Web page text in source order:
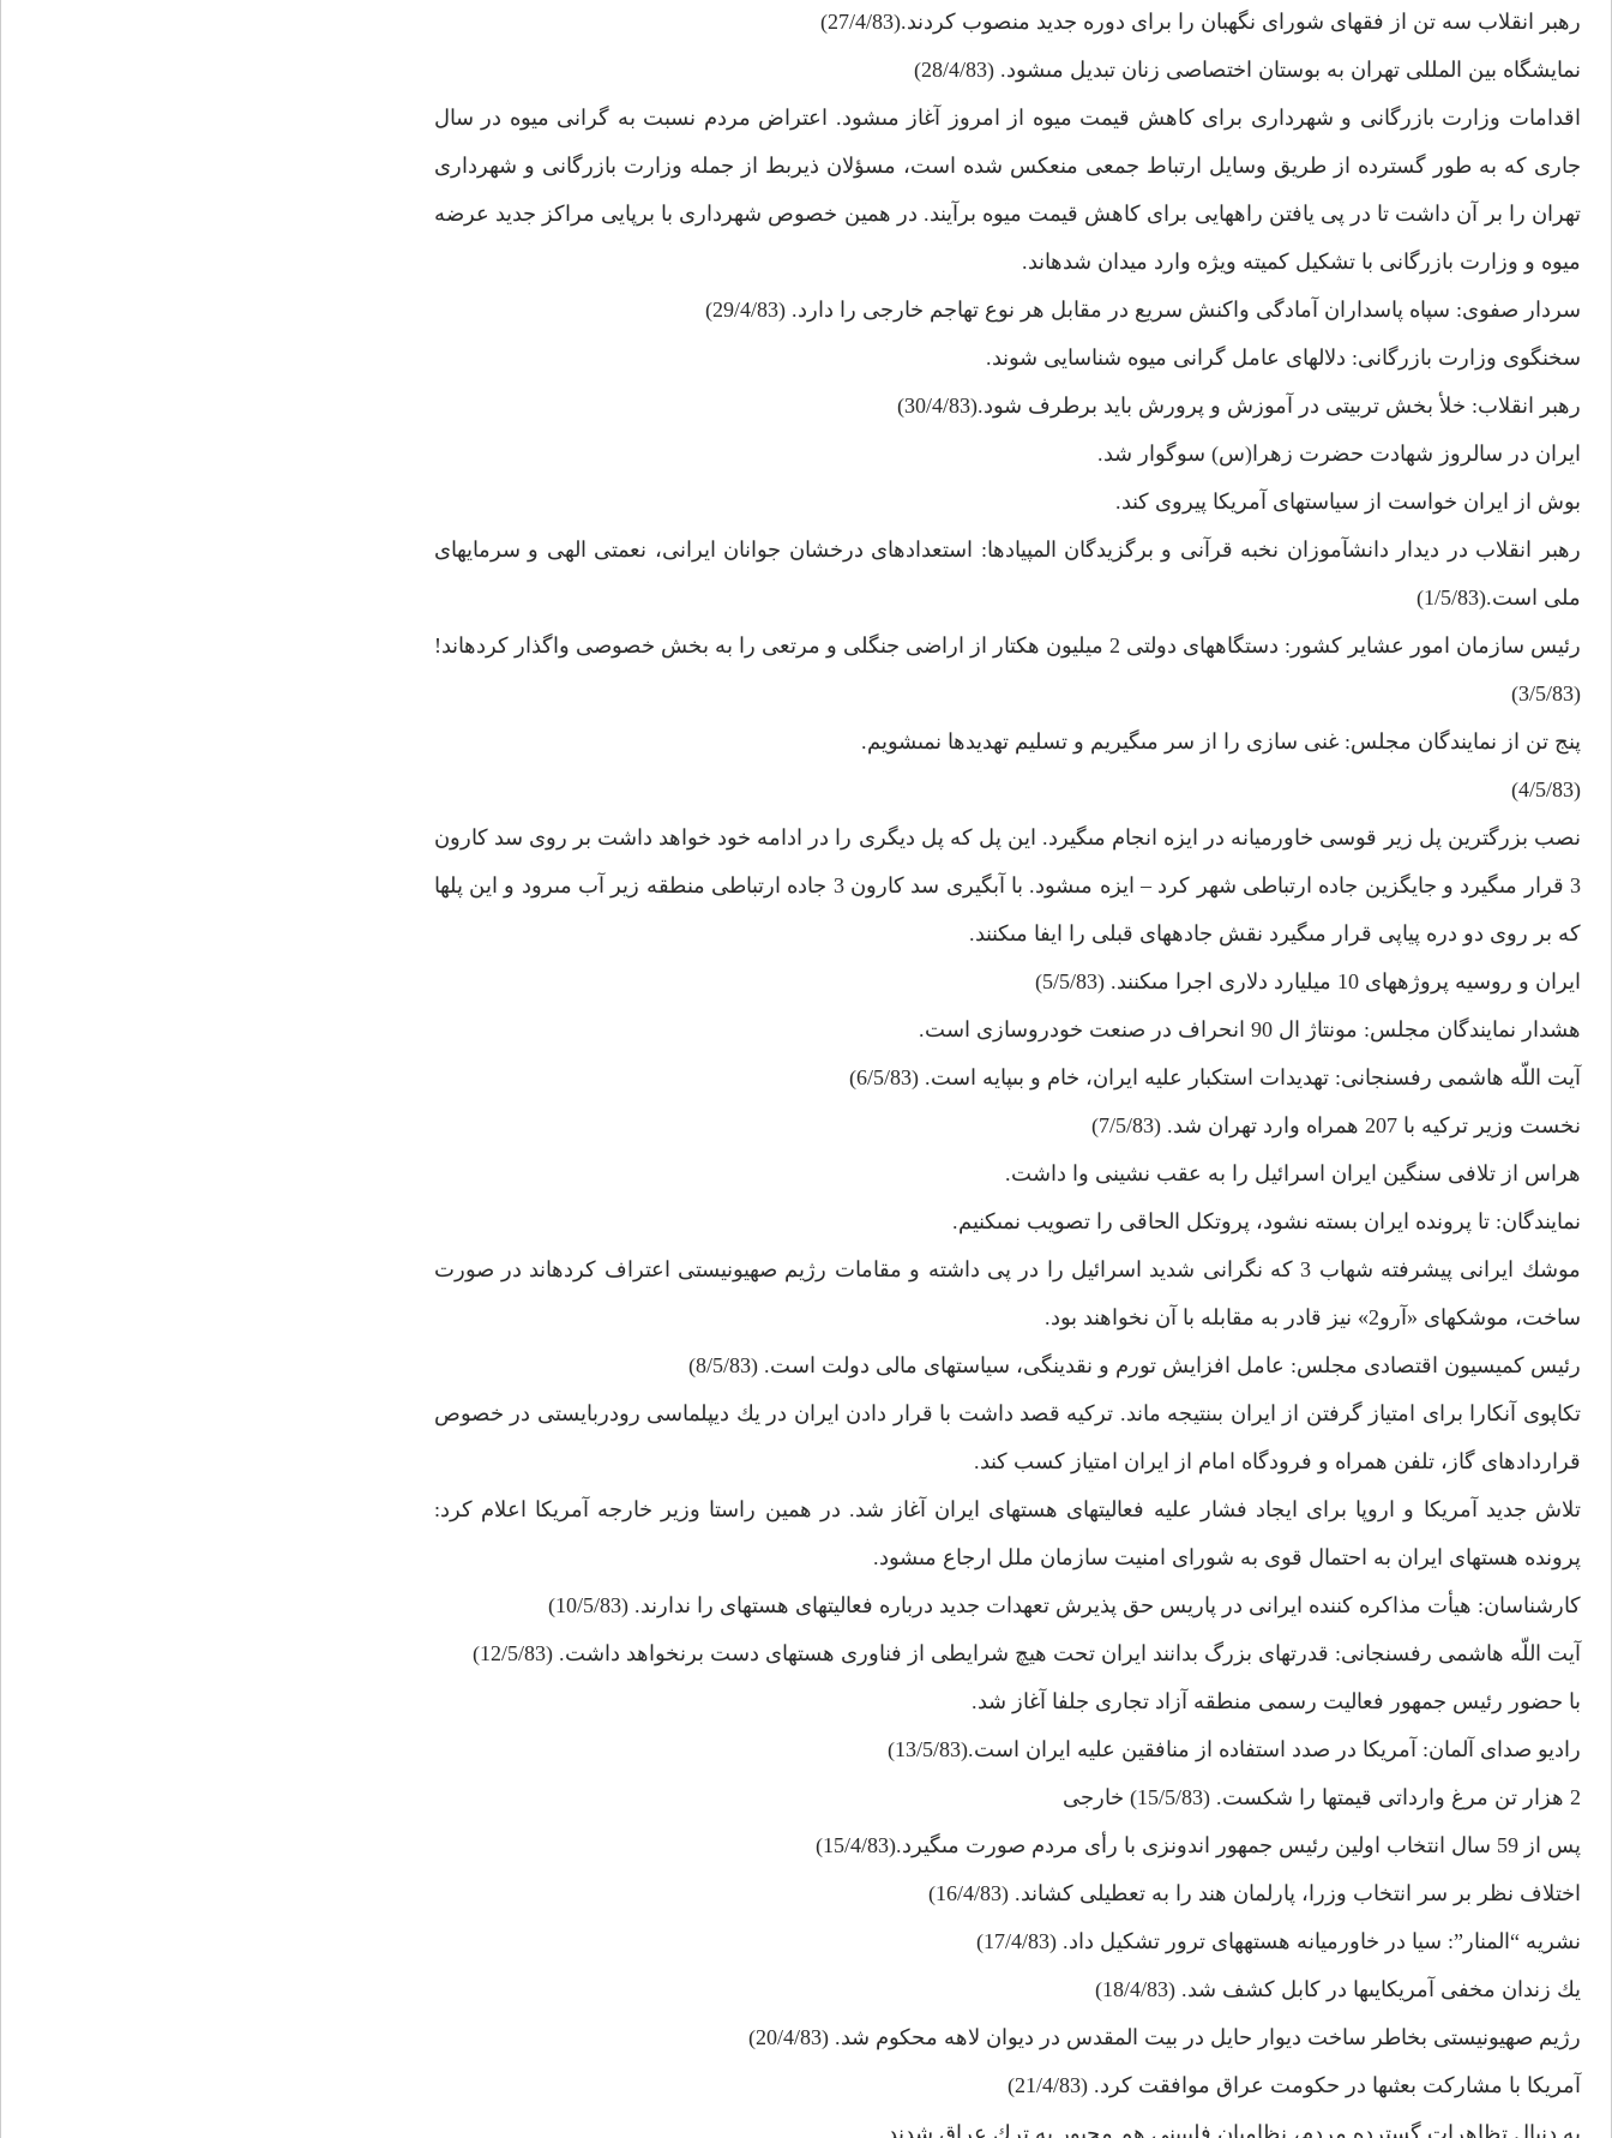
رهبر انقلاب سه تن از فقهاى شوراى نگهبان را براى دوره جديد منصوب كردند.(27/4/83)
نمايشگاه بين المللى تهران به بوستان اختصاصى زنان تبديل مى‏شود. (28/4/83)
اقدامات وزارت بازرگانى و شهردارى براى كاهش قيمت ميوه از امروز آغاز مى‏شود. اعتراض مردم نسبت به گرانى ميوه در سال
جارى كه به طور گسترده از طريق وسايل ارتباط جمعى منعكس شده است، مسؤلان ذيربط از جمله وزارت بازرگانى و شهردارى
تهران را بر آن داشت تا در پى يافتن راه‏هايى براى كاهش قيمت ميوه برآيند. در همين خصوص شهردارى با برپايى مراكز جديد عرضه
ميوه و وزارت بازرگانى با تشكيل كميته ويژه وارد ميدان شده‏اند.
سردار صفوى: سپاه پاسداران آمادگى واكنش سريع در مقابل هر نوع تهاجم خارجى را دارد. (29/4/83)
سخنگوى وزارت بازرگانى: دلال‏هاى عامل گرانى ميوه شناسايى شوند.
رهبر انقلاب: خلأ بخش تربيتى در آموزش و پرورش بايد برطرف شود.(30/4/83)
ايران در سالروز شهادت حضرت زهرا(س) سوگوار شد.
بوش از ايران خواست از سياست‏هاى آمريكا پيروى كند.
رهبر انقلاب در ديدار دانش‏آموزان نخبه قرآنى و برگزيدگان المپيادها: استعدادهاى درخشان جوانان ايرانى، نعمتى الهى و سرمايه‏اى
ملى است.(1/5/83)
رئيس سازمان امور عشاير كشور: دستگاههاى دولتى 2 ميليون هكتار از اراضى جنگلى و مرتعى را به بخش خصوصى واگذار كرده‏اند!
(3/5/83)
پنج تن از نمايندگان مجلس: غنى سازى را از سر مى‏گيريم و تسليم تهديدها نمى‏شويم.
(4/5/83)
نصب بزرگترين پل زير قوسى خاورميانه در ايزه انجام مى‏گيرد. اين پل كه پل ديگرى را در ادامه خود خواهد داشت بر روى سد كارون
3 قرار مى‏گيرد و جايگزين جاده ارتباطى شهر كرد – ايزه مى‏شود. با آبگيرى سد كارون 3 جاده ارتباطى منطقه زير آب مى‏رود و اين پل‏ها
كه بر روى دو دره پياپى قرار مى‏گيرد نقش جاده‏هاى قبلى را ايفا مى‏كنند.
ايران و روسيه پروژه‏هاى 10 ميليارد دلارى اجرا مى‏كنند. (5/5/83)
هشدار نمايندگان مجلس: مونتاژ ال 90 انحراف در صنعت خودروسازى است.
آيت اللّه هاشمى رفسنجانى: تهديدات استكبار عليه ايران، خام و بى‏پايه است. (6/5/83)
نخست وزير تركيه با 207 همراه وارد تهران شد. (7/5/83)
هراس از تلافى سنگين ايران اسرائيل را به عقب نشينى وا داشت.
نمايندگان: تا پرونده ايران بسته نشود، پروتكل الحاقى را تصويب نمى‏كنيم.
موشك ايرانى پيشرفته شهاب 3 كه نگرانى شديد اسرائيل را در پى داشته و مقامات رژيم صهيونيستى اعتراف كرده‏اند در صورت
ساخت، موشك‏هاى «آرو2» نيز قادر به مقابله با آن نخواهند بود.
رئيس كميسيون اقتصادى مجلس: عامل افزايش تورم و نقدينگى، سياست‏هاى مالى دولت است. (8/5/83)
تكاپوى آنكارا براى امتياز گرفتن از ايران بى‏نتيجه ماند. تركيه قصد داشت با قرار دادن ايران در يك ديپلماسى رودربايستى در خصوص
قراردادهاى گاز، تلفن همراه و فرودگاه امام از ايران امتياز كسب كند.
تلاش جديد آمريكا و اروپا براى ايجاد فشار عليه فعاليت‏هاى هسته‏اى ايران آغاز شد. در همين راستا وزير خارجه آمريكا اعلام كرد:
پرونده هسته‏اى ايران به احتمال قوى به شوراى امنيت سازمان ملل ارجاع مى‏شود.
كارشناسان: هيأت مذاكره كننده ايرانى در پاريس حق پذيرش تعهدات جديد درباره فعاليت‏هاى هسته‏اى را ندارند. (10/5/83)
آيت اللّه هاشمى رفسنجانى: قدرت‏هاى بزرگ بدانند ايران تحت هيچ شرايطى از فناورى هسته‏اى دست برنخواهد داشت. (12/5/83)
با حضور رئيس جمهور فعاليت رسمى منطقه آزاد تجارى جلفا آغاز شد.
راديو صداى آلمان: آمريكا در صدد استفاده از منافقين عليه ايران است.(13/5/83)
2 هزار تن مرغ وارداتى قيمت‏ها را شكست. (15/5/83) خارجى‏
پس از 59 سال انتخاب اولين رئيس جمهور اندونزى با رأى مردم صورت مى‏گيرد.(15/4/83)
اختلاف نظر بر سر انتخاب وزرا، پارلمان هند را به تعطيلى كشاند. (16/4/83)
نشريه “المنار”: سيا در خاورميانه هسته‏هاى ترور تشكيل داد. (17/4/83)
يك زندان مخفى آمريكايى‏ها در كابل كشف شد. (18/4/83)
رژيم صهيونيستى بخاطر ساخت ديوار حايل در بيت المقدس در ديوان لاهه محكوم شد. (20/4/83)
آمريكا با مشاركت بعثى‏ها در حكومت عراق موافقت كرد. (21/4/83)